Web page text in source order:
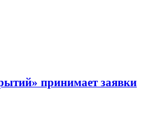
принимает заявки